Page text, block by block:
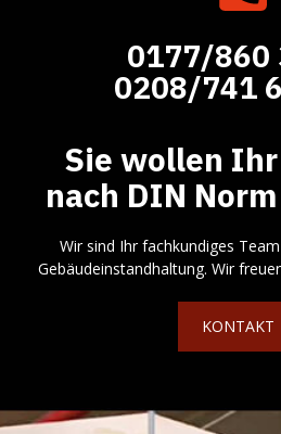
0177/860
0208/741
Sie wollen
nach DIN
Wir sind Ihr fachkundiges
Gebäudeinstandhaltung. Wir
KONTAKT